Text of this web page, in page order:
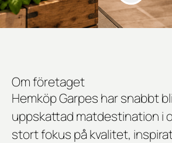
Om företaget
Hemköp Garpes har snabbt
uppskattad matdestination i
stort fokus på kvalitet,